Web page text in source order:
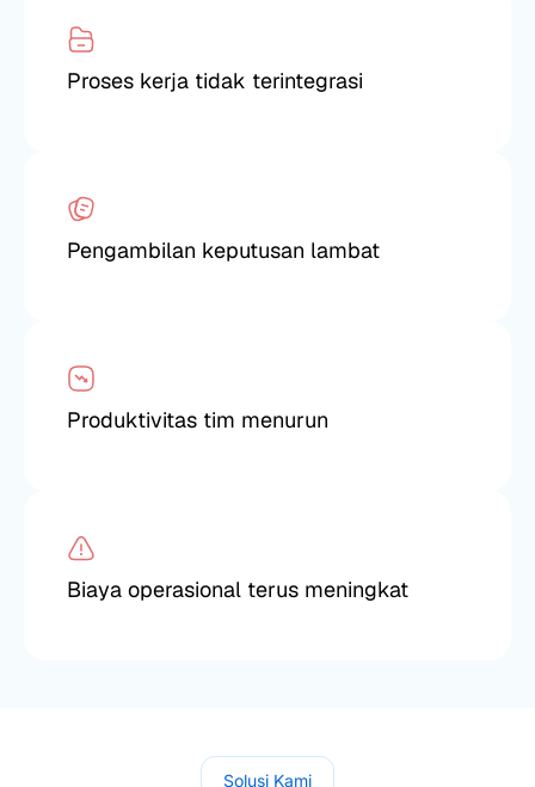
Proses kerja tidak terintegrasi
Pengambilan keputusan lambat
Produktivitas tim menurun
Biaya operasional terus meningkat
Solusi Kami